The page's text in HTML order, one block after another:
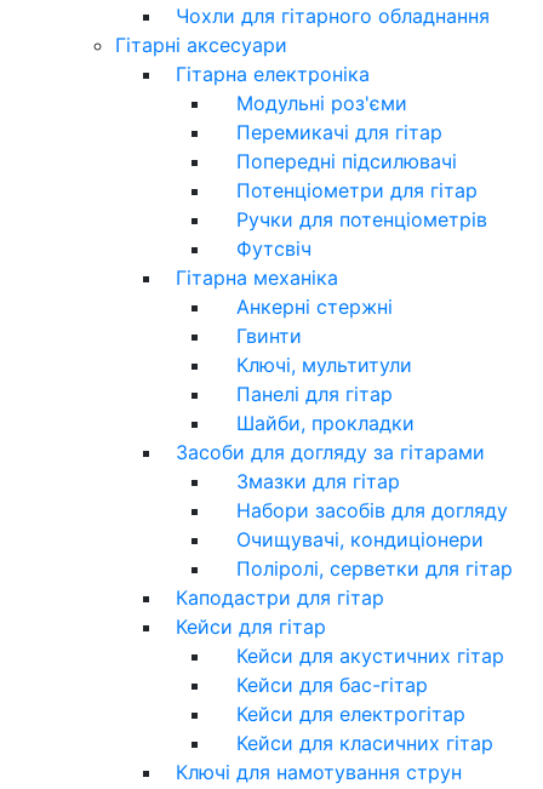
Чохли для гітарного обладнання
Гітарні аксесуари
Гітарна електроніка
Модульні роз'єми
Перемикачі для гітар
Попередні підсилювачі
Потенціометри для гітар
Ручки для потенціометрів
Футсвіч
Гітарна механіка
Анкерні стержні
Гвинти
Ключі, мультитули
Панелі для гітар
Шайби, прокладки
Засоби для догляду за гітарами
Змазки для гітар
Набори засобів для догляду
Очищувачі, кондиціонери
Поліролі, серветки для гітар
Каподастри для гітар
Кейси для гітар
Кейси для акустичних гітар
Кейси для бас-гітар
Кейси для електрогітар
Кейси для класичних гітар
Ключі для намотування струн